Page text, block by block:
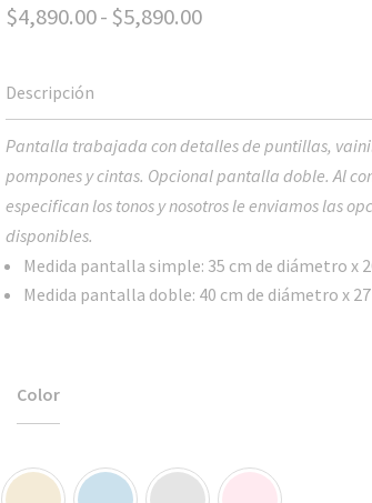
$4,890.00-$5,890.00Rango
$4,890.00
hasta
$5,890.00
Pantalla trabajada con detalles de puntillas,
pompones y cintas. Opcional pantalla doble.Al
especifican los tonos y nosotros le enviamos las
disponibles.
Medida pantalla simple: 35 cm de diámetro x
Medida pantalla doble: 40 cm de diámetro x
Color